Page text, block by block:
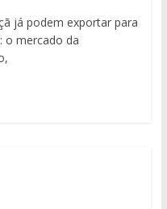
já podem exportar para
o mercado da